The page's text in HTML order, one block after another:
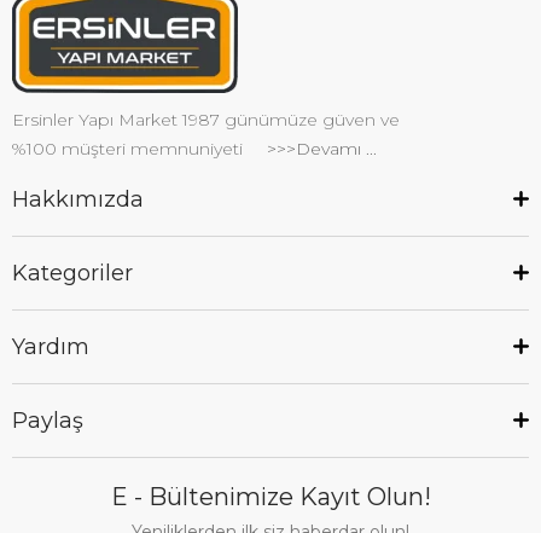
Ersinler Yapı Market 1987 günümüze güven ve
%100 müşteri memnuniyeti
>>>Devamı ...
Hakkımızda
Kategoriler
Yardım
Paylaş
E - Bültenimize Kayıt Olun!